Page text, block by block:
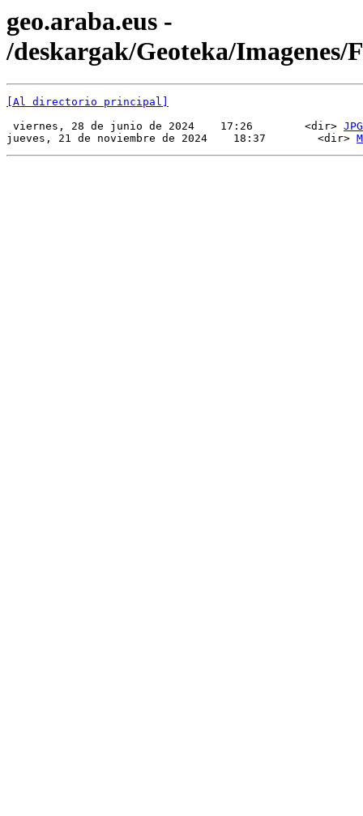
geo.araba.eus -
/deskargak/Geoteka/Imagenes/
[Al directorio principal]
viernes, 28 de junio de 2024    17:26        <dir> JPG
jueves, 21 de noviembre de 2024    18:37        <dir>